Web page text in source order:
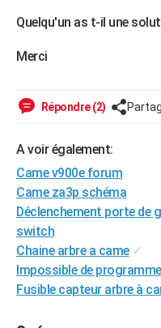
Destinations
City break
Voyage nature
Voyage de noces
Forum
Climat
PHOTO
GUIDES D'ACHAT
BONS PLANS
CARTE DE VOEUX
Carte de Noël
Carte Bonne année
Carte Saint-Valentin
Carte Pâques
Carte d'anniversaire
DICTIONNAIRE
Dictionnaire
Biographies
Citations
Expressions
Proverbes
PROGRAMME TV
Quelqu'un as t-il une
Merci
Répondre (2)
A voir également:
Came v900e forum
Came za3p schéma
Déclenchement porte de
switch
Chaine arbre a came ✓
Impossible de
Fusible capteur arbre à